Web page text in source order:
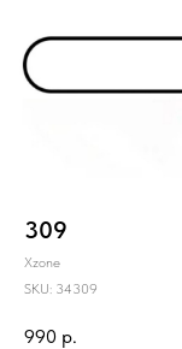
309
Xzone
SKU: 34309
990 р.